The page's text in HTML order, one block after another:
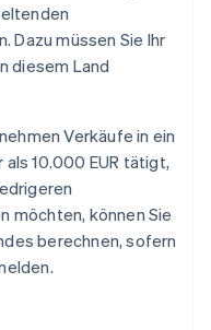
Dazu müssen Sie Ihr
diesem Land
Verkäufe in ein
als 10.000 EUR tätigt,
möchten, können Sie
berechnen, sofern